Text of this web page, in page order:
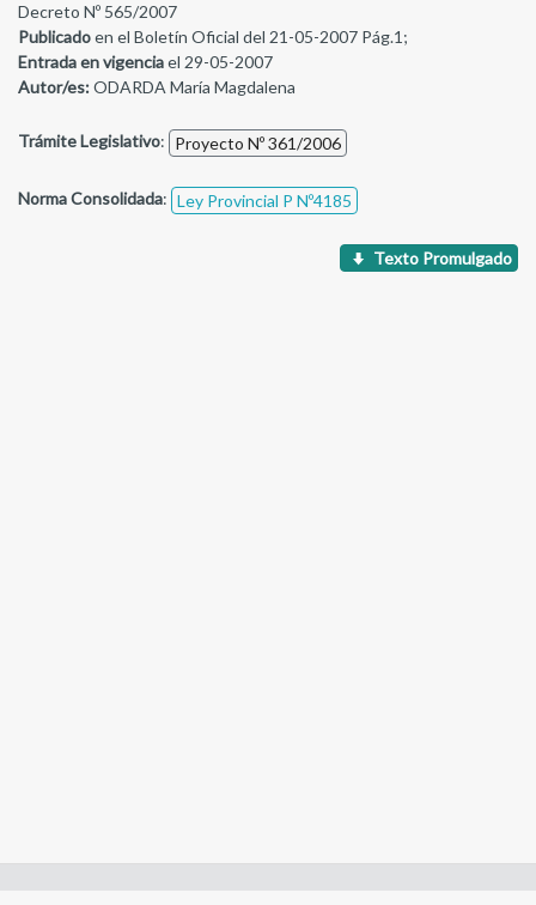
Decreto Nº 565/2007
Publicadoen el Boletín Oficial del 21-05-2007 Pág.1;
Entrada en vigenciael 29-05-2007
Autor/es:ODARDA María Magdalena
Trámite Legislativo: Proyecto Nº 361/2006
Norma Consolidada: Ley Provincial P Nº4185
Texto Promulgado